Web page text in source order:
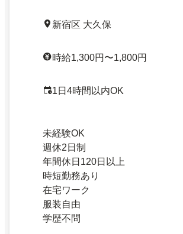
新宿区 大久保
時給1,300円〜1,800円
1日4時間以内OK
未経験OK
週休2日制
年間休日120日以上
時短勤務あり
在宅ワーク
服装自由
学歴不問